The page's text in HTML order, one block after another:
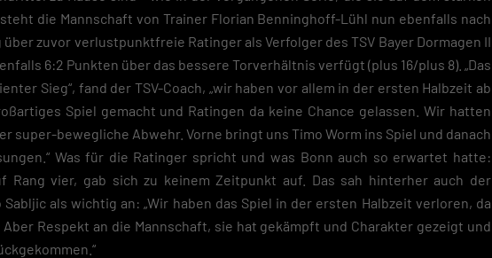
die Mannschaft von Trainer Florian Benninghoff-Lühl nun ebenfalls nach
zuvor verlustpunktfreie Ratinger als Verfolger des TSV Bayer Dormagen II
6:2 Punkten über das bessere Torverhältnis verfügt (plus 16/plus 8). „Das
Sieg“, fand der TSV-Coach, „wir haben vor allem in der ersten Halbzeit ab
Spiel gemacht und Ratingen da keine Chance gelassen. Wir hatten
super-bewegliche Abwehr. Vorne bringt uns Timo Worm ins Spiel und danach
Was für die Ratinger spricht und was Bonn auch so erwartet hatte:
Rang vier, gab sich zu keinem Zeitpunkt auf. Das sah hinterher auch der
als wichtig an: „Wir haben das Spiel in der ersten Halbzeit verloren, da
Respekt an die Mannschaft, sie hat gekämpft und Charakter gezeigt und
ermöglichen grundlegende Funktionen und sind für die einwandfreie
erforderlich.